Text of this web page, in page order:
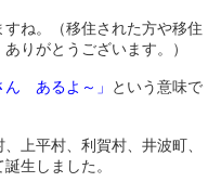
ね。（移住された方や移住
りがとうございます。）
あるよ～」
という意味で
上平村、利賀村、井波町、
生しました。